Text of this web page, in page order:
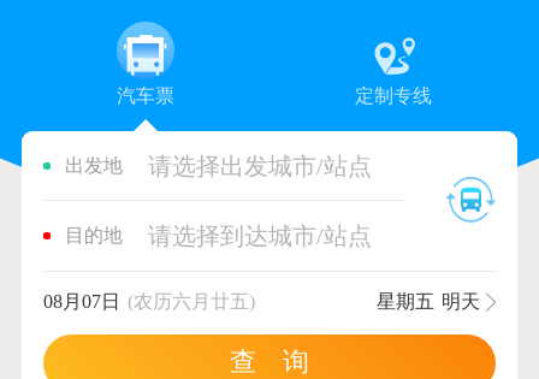
汽车票 定制专线
出发地 请选择出发城市/站点
目的地 请选择到达城市/站点
08月07日 (农历六月廿五) 星期五 明天
查 询